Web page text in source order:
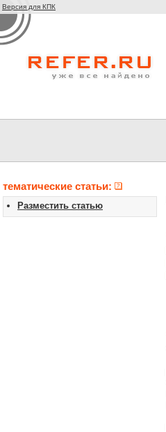
Версия для КПК
тематические статьи:
Разместить статью